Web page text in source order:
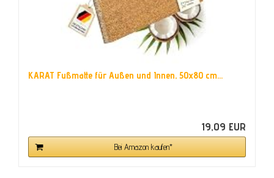
KARAT Fußmatte für Außen und Innen, 50x80 cm...
19,09 EUR
Bei Amazon kaufen*